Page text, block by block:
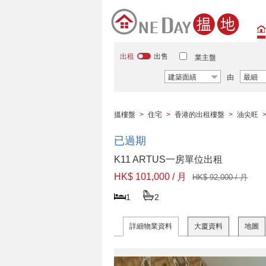
出租 出售 業主盤
建築面績 由 最細
搵樓盤 > 住宅 > 香港的出租樓盤 > 油尖旺 >
已過期
K11 ARTUS一房單位出租
HK$ 101,000 / 月
HK$ 92,000 / 月
1 2
詳細物業資料 大廈資料 地圖